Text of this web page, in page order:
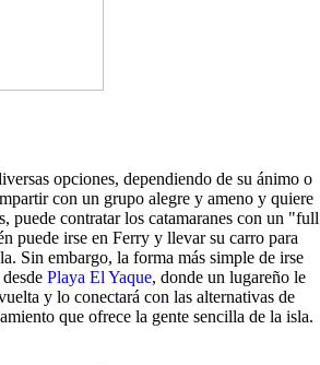
opciones, dependiendo de su ánimo o
con un grupo alegre y ameno y quiere
puede contratar los catamaranes con un "full
puede irse en Ferry y llevar su carro para
Sin embargo, la forma más simple de irse
Playa El Yaque, donde un lugareño le
y lo conectará con las alternativas de
que ofrece la gente sencilla de la isla.